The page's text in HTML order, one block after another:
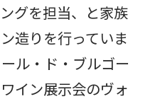
グを担当、と家族
造りを行っていま
ル・ド・ブルゴー
イン展示会のヴォ